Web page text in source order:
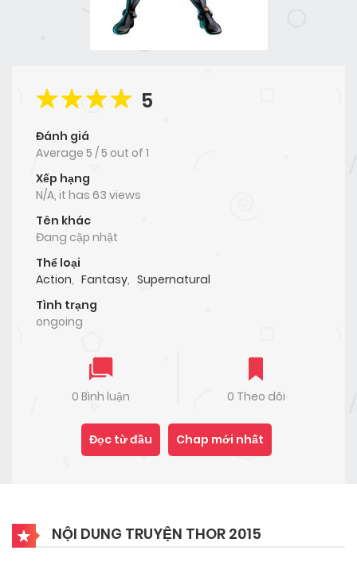
5
Đánh giá
Average 5 /5 out of 1
Xếp hạng
N/A, it has 63 views
Tên khác
Đang cập nhật
Thể loại
Action, Fantasy, Supernatural
Tình trạng
ongoing
0 Bình luận 0 Theo dõi
Đọc từ đầu Chap mới nhất
NỘI DUNG TRUYỆN THOR 2015